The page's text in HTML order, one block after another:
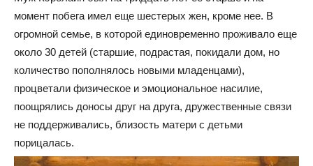
момент побега имел еще шестерых жен, кроме нее. В
огромной семье, в которой единовременно проживало еще
около 30 детей (старшие, подрастая, покидали дом, но
количество пополнялось новыми младенцами),
процветали физическое и эмоциональное насилие,
поощрялись доносы друг на друга, дружественные связи
не поддерживались, близость матери с детьми
порицалась.